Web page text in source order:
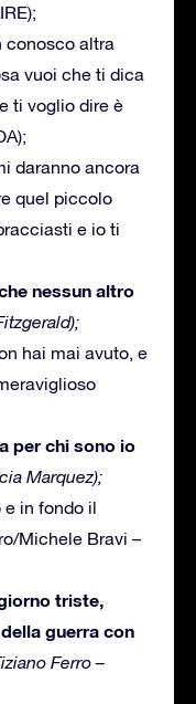
conosco altra
vuoi che ti dica
ti voglio dire è
daranno ancora
quel piccolo
e io ti
nessun altro
hai mai avuto, e
per chi sono io
Marquez);
e in fondo il
Michele Bravi –
triste,
guerra con
Ferro –